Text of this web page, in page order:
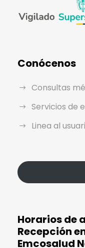
Conócenos
Consultas
Servicios de
Linea al
Horarios de
Recepción
Emcosalud